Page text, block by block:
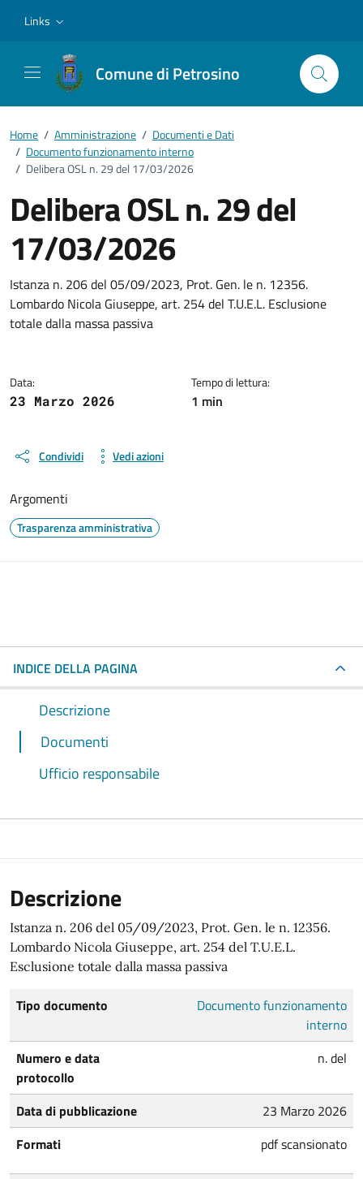
Links
Comune di Petrosino
Home / Amministrazione / Documenti e Dati
/ Documento funzionamento interno
/ Delibera OSL n. 29 del 17/03/2026
Delibera OSL n. 29 del
17/03/2026
Dettagli del documento
Istanza n. 206 del 05/09/2023, Prot. Gen. le n. 12356.
Lombardo Nicola Giuseppe, art. 254 del T.U.E.L. Esclusione
totale dalla massa passiva
Data:
23 Marzo 2026
Tempo di lettura:
1 min
Condividi Vedi azioni
Argomenti
Trasparenza amministrativa
INDICE DELLA PAGINA
Descrizione
Documenti
Ufficio responsabile
Descrizione
Istanza n. 206 del 05/09/2023, Prot. Gen. le n. 12356.
Lombardo Nicola Giuseppe, art. 254 del T.U.E.L.
Esclusione totale dalla massa passiva
Tipo documento
Documento funzionamento
interno
Numero e data
protocollo
n. del
Data di pubblicazione
23 Marzo 2026
Formati
pdf scansionato